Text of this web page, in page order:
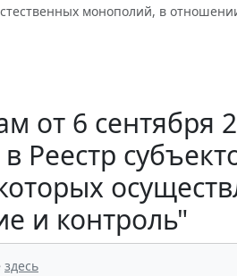
монополий, в
от 6 сентября
Реестр
и контроль"
здесь